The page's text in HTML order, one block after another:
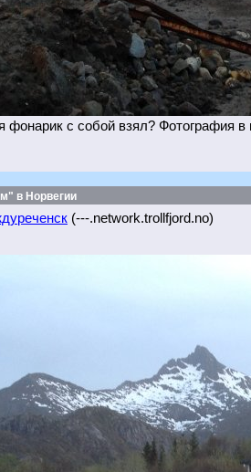
фонарик с собой взял? Фотография
в Норвегии
(---.network.trollfjord.no)